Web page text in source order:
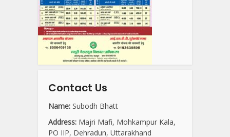
Contact Us
Name: Subodh Bhatt
Address: Majri Mafi, Mohkampur Kala,
PO IIP, Dehradun, Uttarakhand